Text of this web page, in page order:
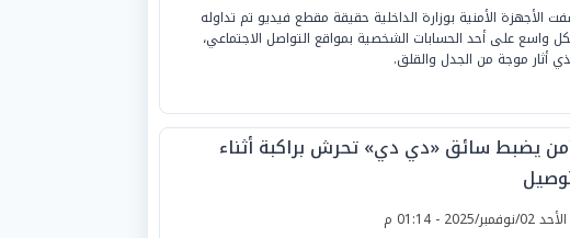
الأجهزة الأمنية بوزارة الداخلية حقيقة مقطع فيديو تم تداوله
واسع على أحد الحسابات الشخصية بمواقع التواصل الاجتماعي،
أثار موجة من الجدل والقلق.
يضبط سائق «دي دي» تحرش براكبة أثناء
الأحد 02/نوفمبر/2025 - 01:14 م